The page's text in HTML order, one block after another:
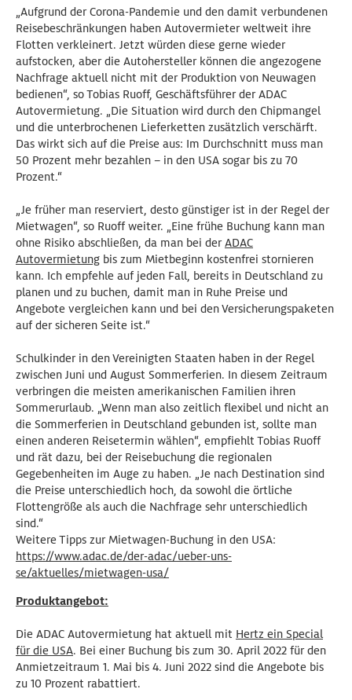
„Aufgrund der Corona-Pandemie und den damit verbundenen
Reisebeschränkungen haben Autovermieter weltweit ihre
Flotten verkleinert. Jetzt würden diese gerne wieder
aufstocken, aber die Autohersteller können die angezogene
Nachfrage aktuell nicht mit der Produktion von Neuwagen
bedienen“, so Tobias Ruoff, Geschäftsführer der ADAC
Autovermietung. „Die Situation wird durch den Chipmangel
und die unterbrochenen Lieferketten zusätzlich verschärft.
Das wirkt sich auf die Preise aus: Im Durchschnitt muss man
50 Prozent mehr bezahlen – in den USA sogar bis zu 70
Prozent.“
„Je früher man reserviert, desto günstiger ist in der Regel der
Mietwagen“, so Ruoff weiter. „Eine frühe Buchung kann man
ohne Risiko abschließen, da man bei derADAC
Autovermietung bis zum Mietbeginn kostenfrei stornieren
kann. Ich empfehle auf jeden Fall, bereits in Deutschland zu
planen und zu buchen, damit man in Ruhe Preise und
Angebote vergleichen kann und bei den Versicherungspaketen
auf der sicheren Seite ist.“
Schulkinder in den Vereinigten Staaten haben in der Regel
zwischen Juni und August Sommerferien. In diesem Zeitraum
verbringen die meisten amerikanischen Familien ihren
Sommerurlaub. „Wenn man also zeitlich flexibel und nicht an
die Sommerferien in Deutschland gebunden ist, sollte man
einen anderen Reisetermin wählen“, empfiehlt Tobias Ruoff
und rät dazu, bei der Reisebuchung die regionalen
Gegebenheiten im Auge zu haben. „Je nach Destination sind
die Preise unterschiedlich hoch, da sowohl die örtliche
Flottengröße als auch die Nachfrage sehr unterschiedlich
sind.“
Weitere Tipps zur Mietwagen-Buchung in den USA:
https://www.adac.de/der-adac/ueber-uns-
se/aktuelles/mietwagen-usa/
Produktangebot:
Die ADAC Autovermietung hat aktuell mit Hertz ein Special
für die USA. Bei einer Buchung bis zum 30. April 2022 für den
Anmietzeitraum 1. Mai bis 4. Juni 2022 sind die Angebote bis
zu 10 Prozent rabattiert.